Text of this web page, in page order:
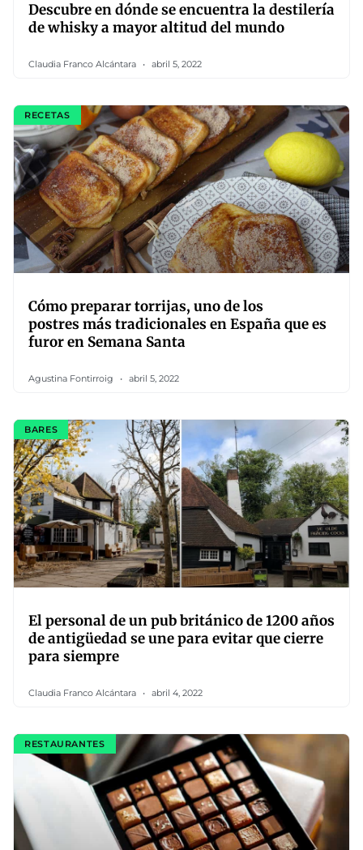
Descubre en dónde se encuentra la destilería
de whisky a mayor altitud del mundo
Claudia Franco Alcántara abril 5, 2022
RECETAS
Cómo preparar torrijas, uno de los
postres más tradicionales en España que es
furor en Semana Santa
Agustina Fontirroig abril 5, 2022
BARES
El personal de un pub británico de 1200 años
de antigüedad se une para evitar que cierre
para siempre
Claudia Franco Alcántara abril 4, 2022
RESTAURANTES